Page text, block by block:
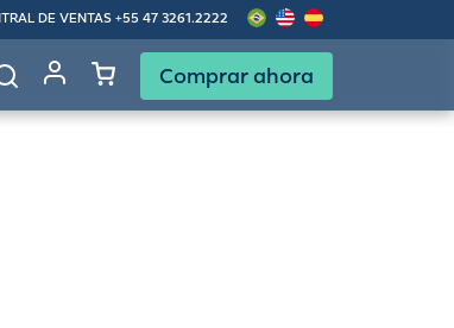
DE VENTAS +55 47 3261.2222
Comprar ahora